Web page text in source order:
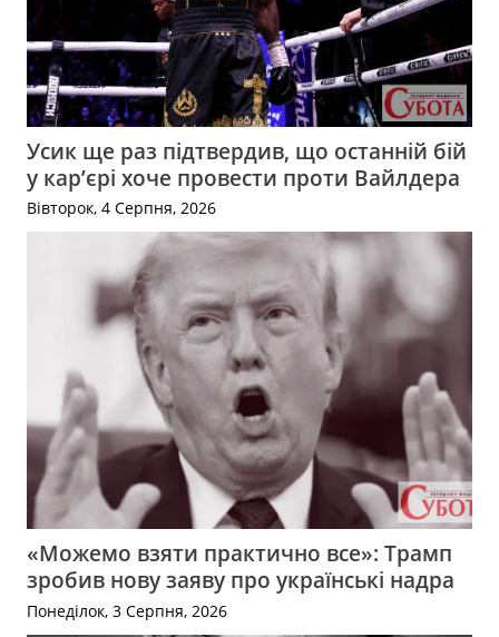
Усик ще раз підтвердив, що останній бій
у кар’єрі хоче провести проти Вайлдера
Вівторок, 4 Серпня, 2026
«Можемо взяти практично все»: Трамп
зробив нову заяву про українські надра
Понеділок, 3 Серпня, 2026